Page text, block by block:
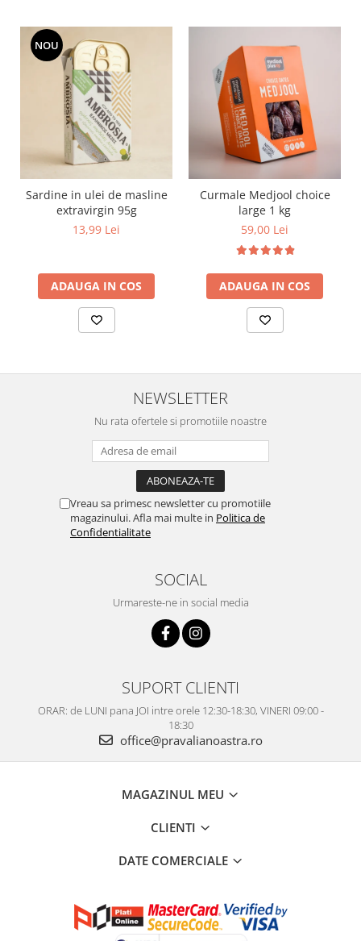
NOU
Sardine in ulei de masline
extravirgin 95g
13,99 Lei
ADAUGA IN COS
Curmale Medjool choice
large 1 kg
59,00 Lei
ADAUGA IN COS
NEWSLETTER
Nu rata ofertele si promotiile noastre
Vreau sa primesc newsletter cu promotiile
magazinului. Afla mai multe in Politica de
Confidentialitate
SOCIAL
Urmareste-ne in social media
SUPORT CLIENTI
ORAR: de LUNI pana JOI intre orele 12:30-18:30, VINERI 09:00 -
18:30
office@pravalianoastra.ro
MAGAZINUL MEU
CLIENTI
DATE COMERCIALE